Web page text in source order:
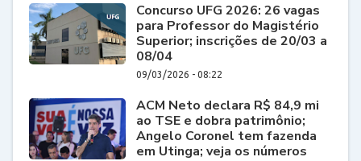
Concurso UFG 2026: 26 vagas
para Professor do Magistério
Superior; inscrições de 20/03 a
08/04
09/03/2026 - 08:22
ACM Neto declara R$ 84,9 mi
ao TSE e dobra patrimônio;
Angelo Coronel tem fazenda
em Utinga; veja os números